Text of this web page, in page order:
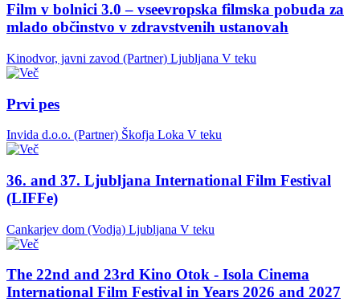
Film v bolnici 3.0 – vseevropska filmska pobuda za
mlado občinstvo v zdravstvenih ustanovah
Kinodvor, javni zavod (Partner) Ljubljana V teku
Prvi pes
Invida d.o.o. (Partner) Škofja Loka V teku
36. and 37. Ljubljana International Film Festival
(LIFFe)
Cankarjev dom (Vodja) Ljubljana V teku
The 22nd and 23rd Kino Otok - Isola Cinema
International Film Festival in Years 2026 and 2027